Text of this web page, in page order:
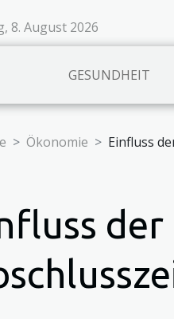
8. August 2026
GESUNDHEIT
Ökonomie Einfluss